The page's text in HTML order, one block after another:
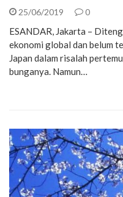
25/06/2019 0
ESANDAR, Jakarta –
ekonomi global dan belum
Japan dalam risalah
bunganya. Namun…